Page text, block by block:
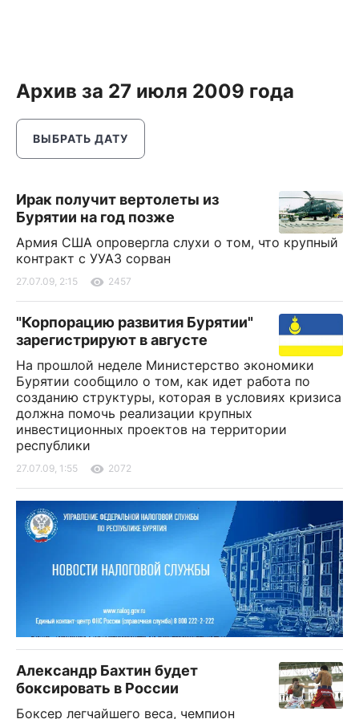
Архив за 27 июля 2009 года
ВЫБРАТЬ ДАТУ
Ирак получит вертолеты из
Бурятии на год позже
Армия США опровергла слухи о том, что крупный
контракт с УУАЗ сорван
27.07.09, 2:15 2457
"Корпорацию развития Бурятии"
зарегистрируют в августе
На прошлой неделе Министерство экономики
Бурятии сообщило о том, как идет работа по
созданию структуры, которая в условиях кризиса
должна помочь реализации крупных
инвестиционных проектов на территории
республики
27.07.09, 1:55 2072
Александр Бахтин будет
боксировать в России
Боксер легчайшего веса, чемпион